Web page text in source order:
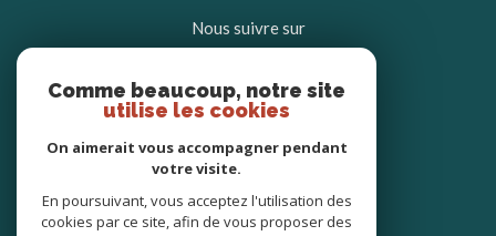
Nous suivre sur
Comme beaucoup, notre site
utilise les cookies
On aimerait vous accompagner pendant
votre visite.
En poursuivant, vous acceptez l'utilisation des
cookies par ce site, afin de vous proposer des